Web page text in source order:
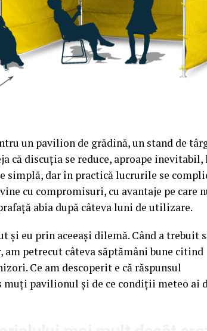
un pavilion de grădină, un stand de
că discuția se reduce, aproape inevitabil,
simplă, dar în practică lucrurile se
cu compromisuri, cu avantaje pe care
abia după câteva luni de utilizare.
și eu prin aceeași dilemă. Când a trebuit
petrecut câteva săptămâni bune citind
Ce am descoperit e că răspunsul
muți pavilionul și de ce condiții meteo ai